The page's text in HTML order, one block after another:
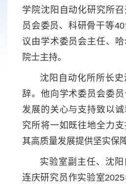
学院沈阳自动化研究所
员会委员、科研骨干等
议由学术委员会主任、
院士主持。
沈阳自动化所所长
辞。他向学术委员会委
发展的关心与支持致以
究所将一如既往地全力
其高质量发展提供坚实保障
实验室副主任、沈
连庆研究员作实验室